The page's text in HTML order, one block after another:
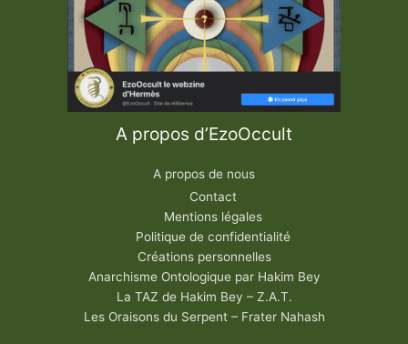
A propos d’EzoOccult
A propos de nous
Contact
Mentions légales
Politique de confidentialité
Créations personnelles
Anarchisme Ontologique par Hakim Bey
La TAZ de Hakim Bey – Z.A.T.
Les Oraisons du Serpent – Frater Nahash